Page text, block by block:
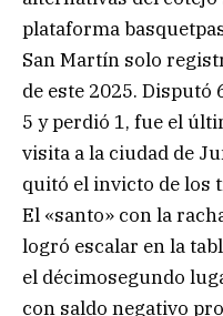
plataforma
San Martín solo
de este 2025. Disputó
5 y perdió 1, fue el
visita a la ciudad de
quitó el invicto de los
El «santo» con la
logró escalar en la
el décimosegundo
con saldo negativo